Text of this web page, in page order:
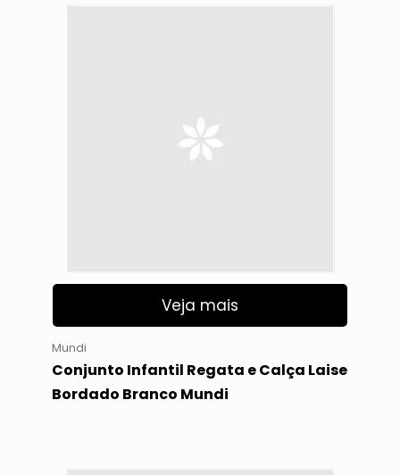
Veja mais
Mundi
Conjunto Infantil Regata e Calça Laise
Bordado Branco Mundi